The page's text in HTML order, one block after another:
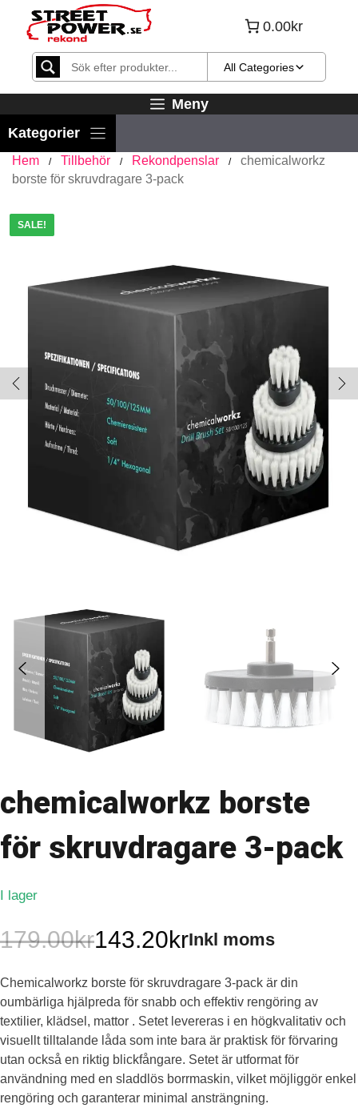
Hoppa
innehåll
0.00kr
All Categories
Meny
Hem / Tillbehör / Rekondpenslar /
chemicalworkz
borste för skruvdragare 3-pack
SALE!
chemicalworkz borste
för skruvdragare 3-pack
I lager
179.00kr
Det
ursprungliga
priset
var:
179.00kr.
143.20kr
Det
nuvarande
priset
är:
143.20kr.
Inkl moms
Chemicalworkz borste för skruvdragare 3-pack är din
oumbärliga hjälpreda för snabb och effektiv rengöring av
textilier, klädsel, mattor . Setet levereras i en högkvalitativ och
visuellt tilltalande låda som inte bara är praktisk för förvaring
utan också en riktig blickfångare. Setet är utformat för
användning med en sladdlös borrmaskin, vilket möjliggör enkel
rengöring och garanterar minimal ansträngning.